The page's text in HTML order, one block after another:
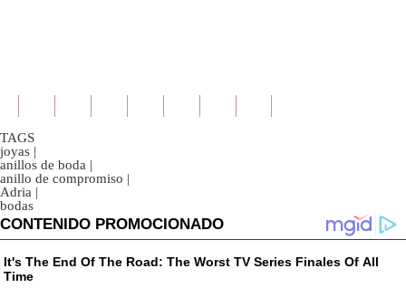
TAGS
joyas |
anillos de boda |
anillo de compromiso |
Adria |
bodas